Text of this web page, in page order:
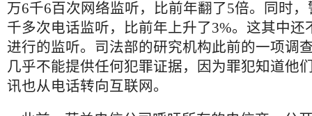
万6千6百次网络监听，比前年翻了5倍。同时
千多次电话监听，比前年上升了3%。这其中还
进行的监听。司法部的研究机构此前的一项调
几乎不能提供任何犯罪证据，因为罪犯知道他
讯也从电话转向互联网。